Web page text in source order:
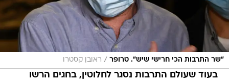
"שר התרבות הכי חרישי שיש". טרופר / ראובן קסטרו
בעוד שעולם התרבות נסגר לחלוטין, בחגים הרשו